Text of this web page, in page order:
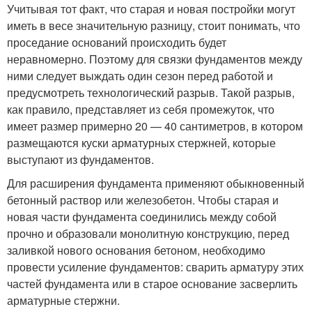
Учитывая тот факт, что старая и новая постройки могут
иметь в весе значительную разницу, стоит понимать, что
проседание оснований происходить будет
неравномерно. Поэтому для связки фундаментов между
ними следует выждать один сезон перед работой и
предусмотреть технологический разрыв. Такой разрыв,
как правило, представляет из себя промежуток, что
имеет размер примерно 20 — 40 сантиметров, в котором
размещаются куски арматурных стержней, которые
выступают из фундаментов.
Для расширения фундамента применяют обыкновенный
бетонный раствор или железобетон. Чтобы старая и
новая части фундамента соединились между собой
прочно и образовали монолитную конструкцию, перед
заливкой нового основания бетоном, необходимо
провести усиление фундаментов: сварить арматуру этих
частей фундамента или в старое основание засверлить
арматурные стержни.